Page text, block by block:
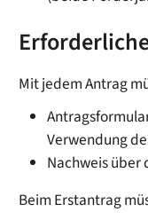
Mit jedem Antrag
Verwendung
Nachweis über
Beim Erstantrag